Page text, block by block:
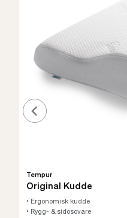
Tempur
Original Kudde
• Ergonomisk kudde
• Rygg- & sidosovare